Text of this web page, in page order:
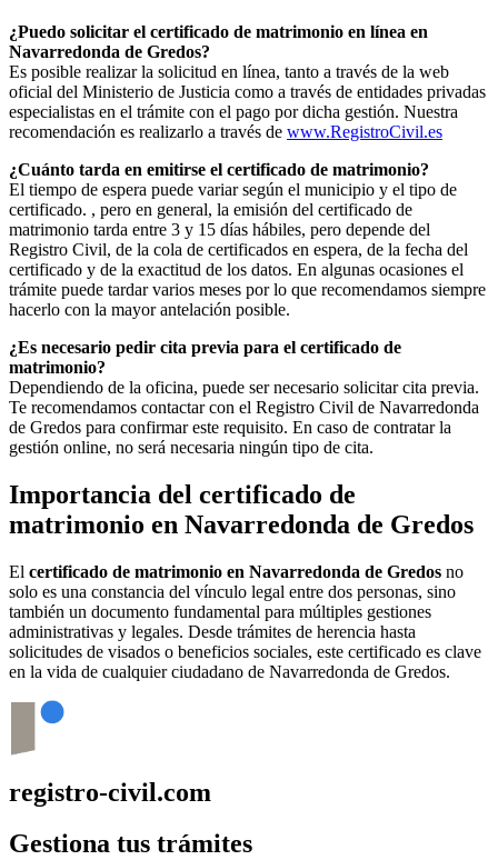
¿Puedo solicitar el certificado de matrimonio en línea en
Navarredonda de Gredos?
Es posible realizar la solicitud en línea, tanto a través de la web
oficial del Ministerio de Justicia como a través de entidades privadas
especialistas en el trámite con el pago por dicha gestión. Nuestra
recomendación es realizarlo a través de www.RegistroCivil.es
¿Cuánto tarda en emitirse el certificado de matrimonio?
El tiempo de espera puede variar según el municipio y el tipo de
certificado. , pero en general, la emisión del certificado de
matrimonio tarda entre 3 y 15 días hábiles, pero depende del
Registro Civil, de la cola de certificados en espera, de la fecha del
certificado y de la exactitud de los datos. En algunas ocasiones el
trámite puede tardar varios meses por lo que recomendamos siempre
hacerlo con la mayor antelación posible.
¿Es necesario pedir cita previa para el certificado de
matrimonio?
Dependiendo de la oficina, puede ser necesario solicitar cita previa.
Te recomendamos contactar con el Registro Civil de Navarredonda
de Gredos para confirmar este requisito. En caso de contratar la
gestión online, no será necesaria ningún tipo de cita.
Importancia del certificado de
matrimonio en Navarredonda de Gredos
El certificado de matrimonio en Navarredonda de Gredos no
solo es una constancia del vínculo legal entre dos personas, sino
también un documento fundamental para múltiples gestiones
administrativas y legales. Desde trámites de herencia hasta
solicitudes de visados o beneficios sociales, este certificado es clave
en la vida de cualquier ciudadano de Navarredonda de Gredos.
registro-civil.com
Gestiona tus trámites